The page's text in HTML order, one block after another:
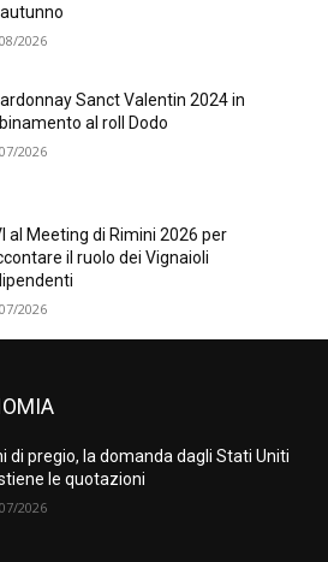
2026
Sanct Valentin 2024 in
al roll Dodo
2026
al Meeting di Rimini 2026 per
il ruolo dei Vignaioli
2026
di pregio, la domanda dagli Stati Uniti
le quotazioni
2026